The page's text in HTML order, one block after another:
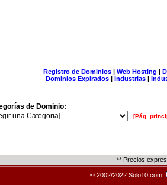
Registro de Dominios| Web Hosting |
Dominios Expirados | Industrias |
de Dominio:
[Pág.
** Precios
© 2002/2022 Solo10.com